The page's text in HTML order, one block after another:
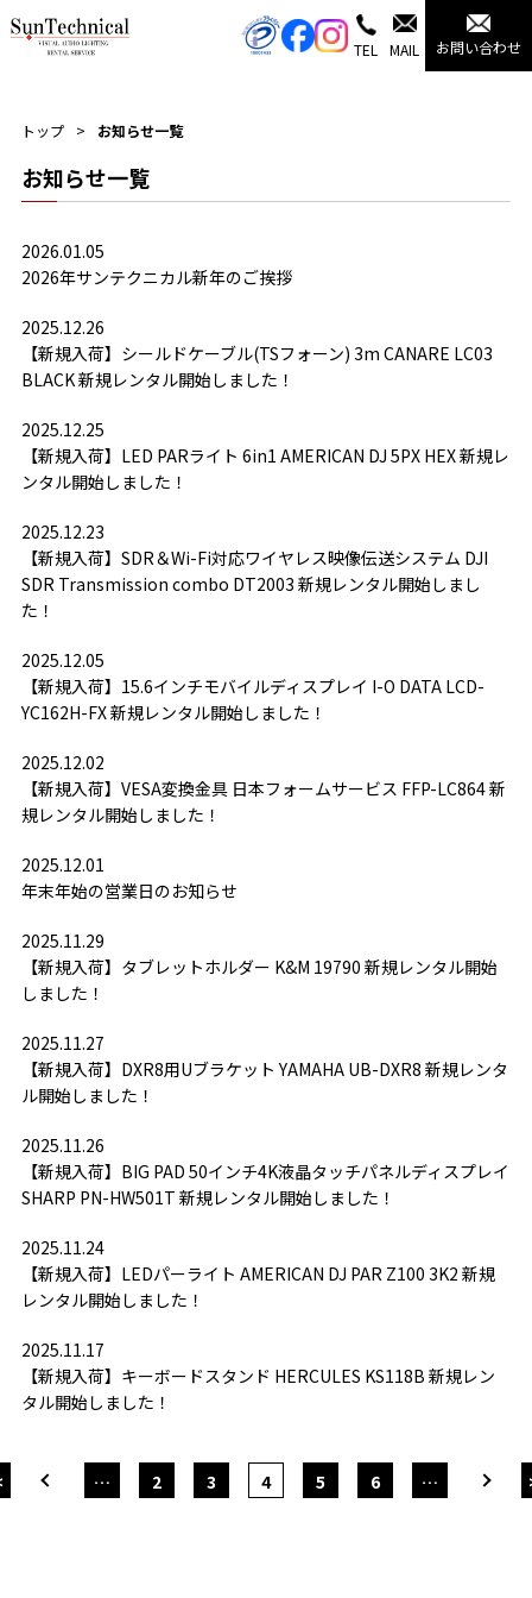
TEL MAIL お問い合わせ
トップ お知らせ一覧
お知らせ一覧
2026.01.05
2026年サンテクニカル新年のご挨拶
2025.12.26
【新規入荷】シールドケーブル(TSフォーン) 3m CANARE LC03
BLACK 新規レンタル開始しました！
2025.12.25
【新規入荷】LED PARライト 6in1 AMERICAN DJ 5PX HEX 新規レ
ンタル開始しました！
2025.12.23
【新規入荷】SDR＆Wi-Fi対応ワイヤレス映像伝送システム DJI
SDR Transmission combo DT2003 新規レンタル開始しまし
た！
2025.12.05
【新規入荷】15.6インチモバイルディスプレイ I-O DATA LCD-
YC162H-FX 新規レンタル開始しました！
2025.12.02
【新規入荷】VESA変換金具 日本フォームサービス FFP-LC864 新
規レンタル開始しました！
2025.12.01
年末年始の営業日のお知らせ
2025.11.29
【新規入荷】タブレットホルダー K&M 19790 新規レンタル開始
しました！
2025.11.27
【新規入荷】DXR8用Uブラケット YAMAHA UB-DXR8 新規レンタ
ル開始しました！
2025.11.26
【新規入荷】BIG PAD 50インチ4K液晶タッチパネルディスプレイ
SHARP PN-HW501T 新規レンタル開始しました！
2025.11.24
【新規入荷】LEDパーライト AMERICAN DJ PAR Z100 3K2 新規
レンタル開始しました！
2025.11.17
【新規入荷】キーボードスタンド HERCULES KS118B 新規レン
タル開始しました！
… 2 3 4 5 6 …